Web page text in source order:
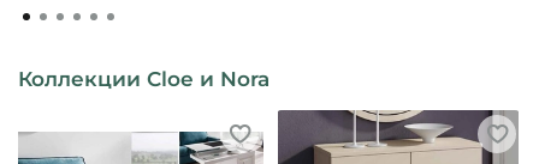
Коллекции Cloe и Nora